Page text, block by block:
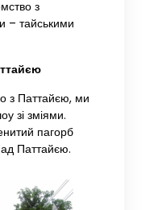
з
– тайськими
з Паттайєю, ми
зі зміями.
пагорб
Паттайєю.